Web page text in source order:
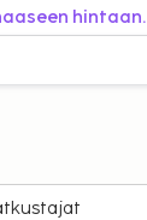
hintaan.